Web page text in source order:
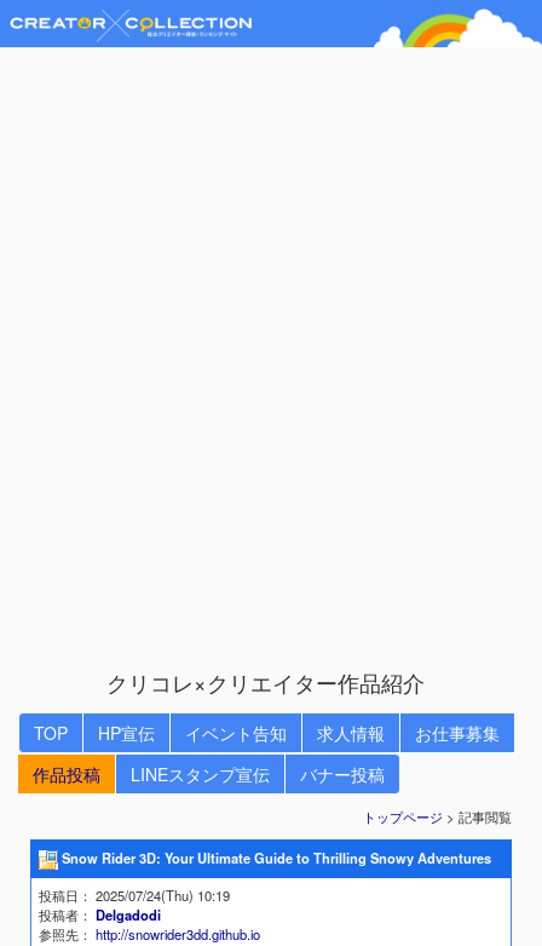
クリコレ×クリエイター作品紹介
TOP HP宣伝 イベント告知 求人情報
お仕事募集
作品投稿
LINEスタンプ宣伝 バナー投稿
トップページ > 記事閲覧
Snow Rider 3D: Your Ultimate Guide to Thrilling Snowy Adventures
投稿日 ： 2025/07/24(Thu) 10:19
投稿者 ：Delgadodi
参照先 ：http://snowrider3dd.github.io